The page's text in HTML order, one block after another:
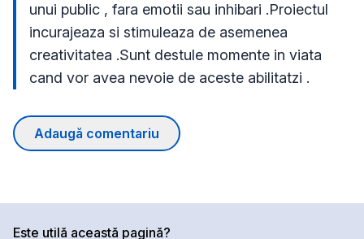
unui public , fara emotii sau inhibari .Proiectul
incurajeaza si stimuleaza de asemenea
creativitatea .Sunt destule momente in viata
cand vor avea nevoie de aceste abilitatzi .
Adaugă comentariu
Este utilă această pagină?